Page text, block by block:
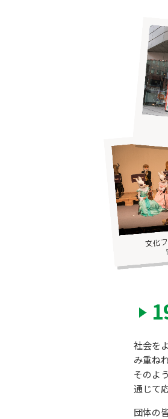
社会を
み重ね
そのよ
通じて
団体の